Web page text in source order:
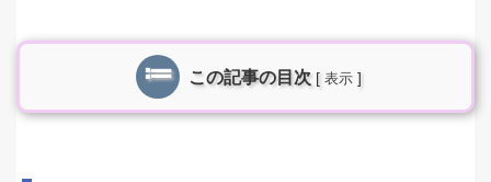
この記事の目次 [ 表示 ]